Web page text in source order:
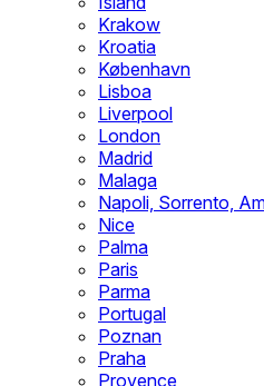
Krakow
Kroatia
København
Lisboa
Liverpool
London
Madrid
Malaga
Napoli, Sorrento,
Nice
Palma
Paris
Parma
Portugal
Poznan
Praha
Provence